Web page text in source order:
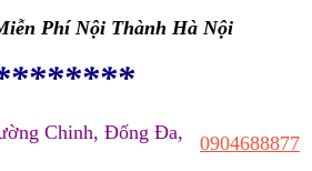
Phí Nội Thành Hà Nội
Chinh, Đống Đa,
0904688877